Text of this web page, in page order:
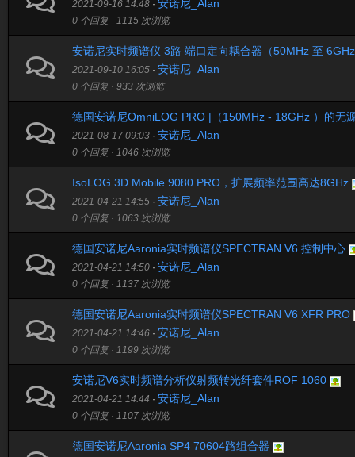
2021-09-16 14:48 · 安诺尼_Alan
0 个回复 · 1115 次浏览
安诺尼实时频谱仪 3路 端口定向耦合器（50MHz 至
2021-09-10 16:05 · 安诺尼_Alan
0 个回复 · 933 次浏览
德国安诺尼OmniLOG PRO |（150MHz - 18GHz ）的无
2021-08-17 09:03 · 安诺尼_Alan
0 个回复 · 1046 次浏览
IsoLOG 3D Mobile 9080 PRO，扩展频率范围高达8GHz
2021-04-21 14:55 · 安诺尼_Alan
0 个回复 · 1063 次浏览
德国安诺尼Aaronia实时频谱仪SPECTRAN V6 控制中心
2021-04-21 14:50 · 安诺尼_Alan
0 个回复 · 1137 次浏览
德国安诺尼Aaronia实时频谱仪SPECTRAN V6 XFR PRO
2021-04-21 14:46 · 安诺尼_Alan
0 个回复 · 1199 次浏览
安诺尼V6实时频谱分析仪射频转光纤套件ROF 1060
2021-04-21 14:44 · 安诺尼_Alan
0 个回复 · 1107 次浏览
德国安诺尼Aaronia SP4 70604路组合器